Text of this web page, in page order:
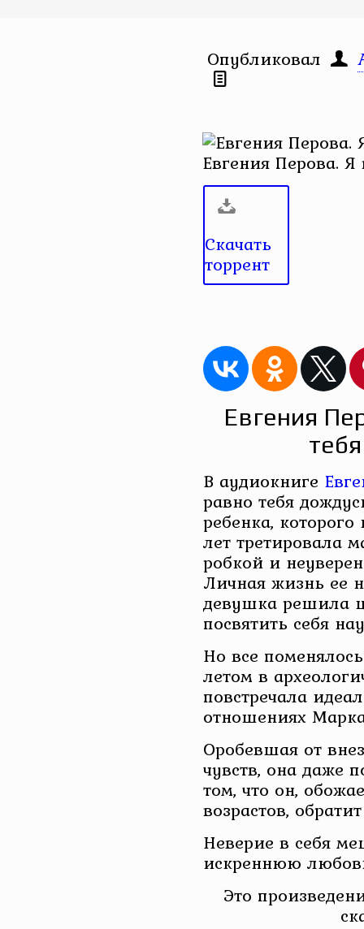
Опубликовал
Евгения Перова. Я
Скачать
торрент
Евгения
В аудиокниге
равно тебя
ребенка,
лет третировала
робкой и
Личная жизнь ее
девушка решила
посвятить себя
Но все
летом в
повстречала
отношениях
Оробевшая от
чувств, она даже
том, что он,
возрастов,
Неверие в себя
искреннюю
Это